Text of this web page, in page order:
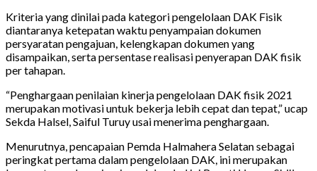
Kriteria yang dinilai pada kategori pengelolaan DAK Fisik
diantaranya ketepatan waktu penyampaian dokumen
persyaratan pengajuan, kelengkapan dokumen yang
disampaikan, serta persentase realisasi penyerapan DAK fisik
per tahapan.
“Penghargaan penilaian kinerja pengelolaan DAK fisik 2021
merupakan motivasi untuk bekerja lebih cepat dan tepat,” ucap
Sekda Halsel, Saiful Turuy usai menerima penghargaan.
Menurutnya, pencapaian Pemda Halmahera Selatan sebagai
peringkat pertama dalam pengelolaan DAK, ini merupakan